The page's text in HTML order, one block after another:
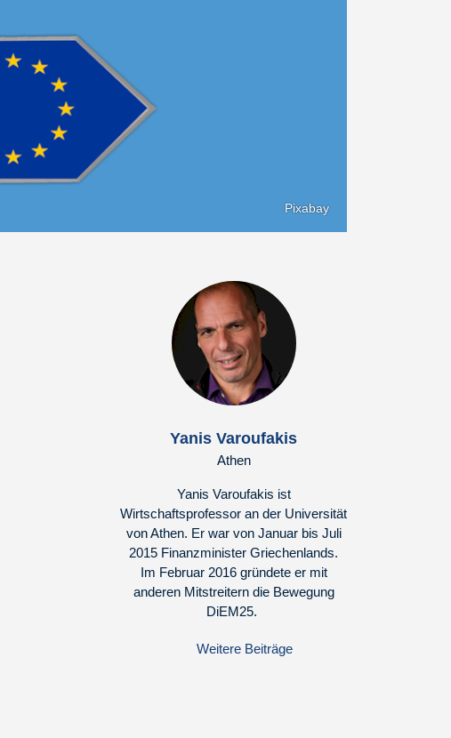
Pixabay
Yanis Varoufakis
Athen
Yanis Varoufakis ist
Wirtschaftsprofessor an der Universität
von Athen. Er war von Januar bis Juli
2015 Finanzminister Griechenlands.
Im Februar 2016 gründete er mit
anderen Mitstreitern die Bewegung
DiEM25.
Weitere Beiträge